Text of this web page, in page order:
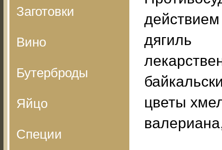
Заготовки
Вино
Бутерброды
Яйцо
Специи
дягиль
цветы